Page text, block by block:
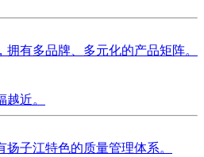
有多品牌、多元化的产品矩阵。
近。
子江特色的质量管理体系。